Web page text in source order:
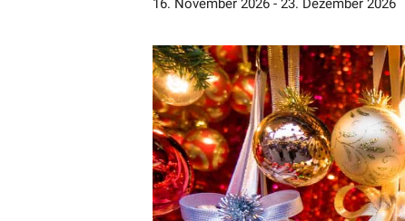
16. November 2026 - 23. Dezember 2026